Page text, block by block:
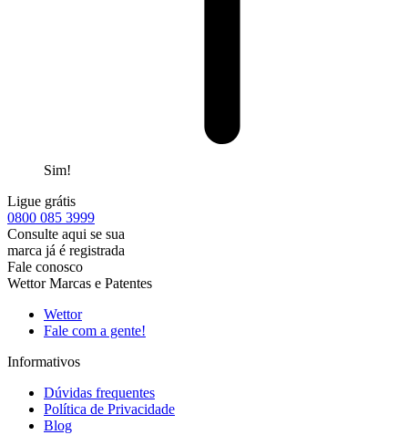
Sim!
Ligue grátis
0800 085 3999
Consulte aqui se sua
marca já é registrada
Fale conosco
Wettor Marcas e Patentes
Wettor
Fale com a gente!
Informativos
Dúvidas frequentes
Política de Privacidade
Blog